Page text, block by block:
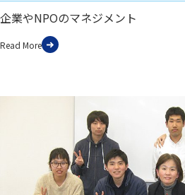
企業やNPOのマネジメント
Read More